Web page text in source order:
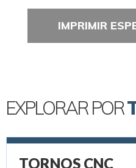
IMPRIMIR
EXPLORAR POR
TORNOS CNC